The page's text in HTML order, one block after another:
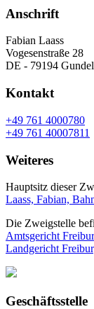
Anschrift
Fabian Laass
Vogesenstraße 28
DE - 79194
Kontakt
+49 761 4000780
+49 761 40007811
Weiteres
Hauptsitz dieser
Laass, Fabian,
Die Zweigstelle
Amtsgericht
Landgericht
Geschäftsstelle